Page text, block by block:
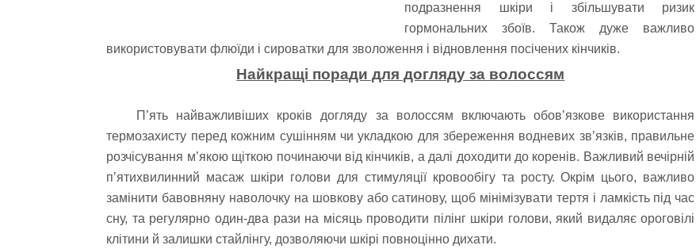
подразнення шкіри і збільшувати ризик
гормональних збоїв. Також дуже важливо
використовувати флюїди і сироватки для зволоження і відновлення посічених кінчиків.
Найкращі поради для догляду за волоссям
П’ять найважливіших кроків догляду за волоссям включають обов’язкове використання
термозахисту перед кожним сушінням чи укладкою для збереження водневих зв’язків, правильне
розчісування м’якою щіткою починаючи від кінчиків, а далі доходити до коренів. Важливий вечірній
п’ятихвилинний масаж шкіри голови для стимуляції кровообігу та росту. Окрім цього, важливо
замінити бавовняну наволочку на шовкову або сатинову, щоб мінімізувати тертя і ламкість під час
сну, та регулярно один-два рази на місяць проводити пілінг шкіри голови, який видаляє ороговілі
клітини й залишки стайлінгу, дозволяючи шкірі повноцінно дихати.